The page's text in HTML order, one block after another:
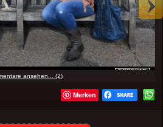
ansehen... (2)
Merken